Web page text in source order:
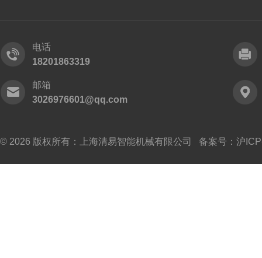
电话
18201863319
邮箱
3026976601@qq.com
© 2026 版权所有：上海清易智能机械有限公司 备案号： 沪